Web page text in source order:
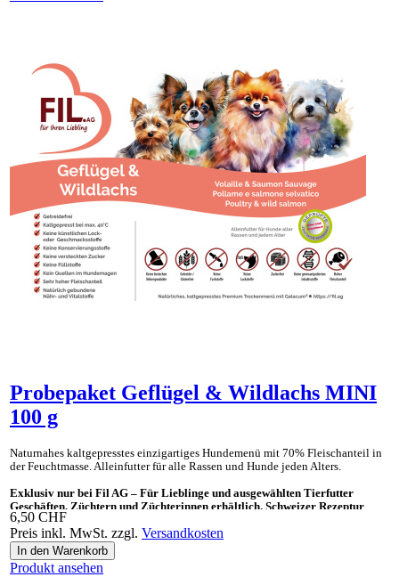
Probepaket Geflügel & Wildlachs MINI
100 g
Naturnahes kaltgepresstes einzig­artiges Hunde­menü mit 70% Fleisch­anteil in
der Feucht­masse. Allein­futter für alle Rassen und Hunde jeden Alters.
Exklusiv nur bei Fil AG – Für Lieblinge und ausgewählten Tierfutter
Geschäften, Züchtern und Züchterinnen erhältlich. Schweizer Rezeptur
Ideal auch als «Gesundes Leckerli» und Ergänzungsnahrung für BARF.
6,50 CHF
Preis inkl. MwSt. zzgl. Versandkosten
Produkt ansehen